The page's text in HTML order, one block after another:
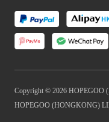
Copyright © 2026
HOPEGOO (HONGKONG)